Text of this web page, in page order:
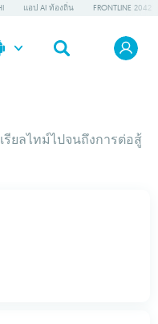
แอป AI ท้องถิ่น FRONTLINE 2042
ยลไทม์ไปจนถึงการต่อสู้